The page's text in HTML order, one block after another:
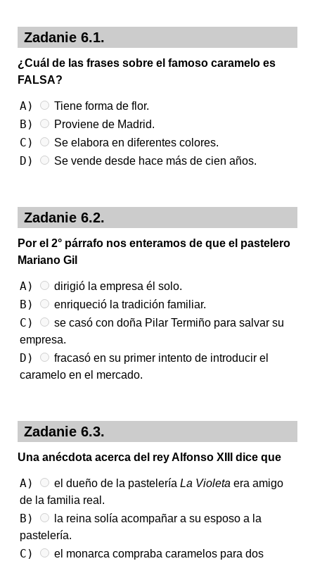
Zadanie 6.1.
¿Cuál de las frases sobre el famoso caramelo es
FALSA?
A) Tiene forma de flor.
B) Proviene de Madrid.
C) Se elabora en diferentes colores.
D) Se vende desde hace más de cien años.
Zadanie 6.2.
Por el 2° párrafo nos enteramos de que el pastelero
Mariano Gil
A) dirigió la empresa él solo.
B) enriqueció la tradición familiar.
C)
se casó con doña Pilar Termiño para salvar su
empresa.
D)
fracasó en su primer intento de introducir el
caramelo en el mercado.
Zadanie 6.3.
Una anécdota acerca del rey Alfonso XIII dice que
A) el dueño de la pastelería La Violeta era amigo
de la familia real.
B)
la reina solía acompañar a su esposo a la
pastelería.
C)
el monarca compraba caramelos para dos